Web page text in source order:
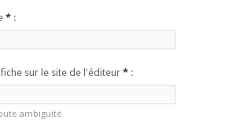
* :
sur le site de l'éditeur * :
ambiguïté